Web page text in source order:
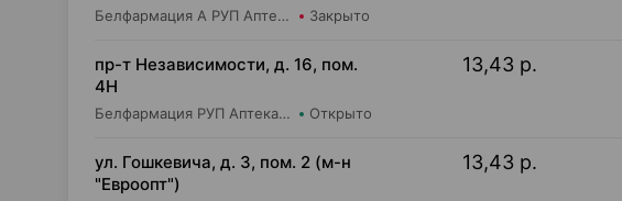
Белфармация А РУП Аптека №20 Закрыто
пр-т Независимости, д. 16, пом.
4Н
Белфармация РУП Аптека №13 (дежурная) Открыто
13,43 р.
ул. Гошкевича, д. 3, пом. 2 (м-н
"Евроопт")
13,43 р.